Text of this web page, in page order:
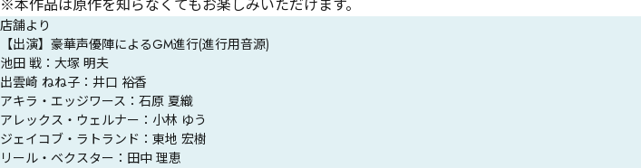
※本作品は原作を知らなくてもお楽しみいただけます。
店舗より
【出演】豪華声優陣によるGM進行(進行用音源)
池田 戦：大塚 明夫
出雲崎 ねね子：井口 裕香
アキラ・エッジワース：石原 夏織
アレックス・ウェルナー：小林 ゆう
ジェイコブ・ラトランド：東地 宏樹
リール・ベクスター：田中 理恵